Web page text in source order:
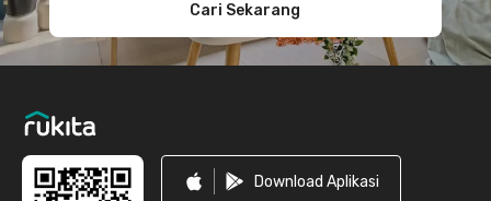
Cari Sekarang
Download Aplikasi